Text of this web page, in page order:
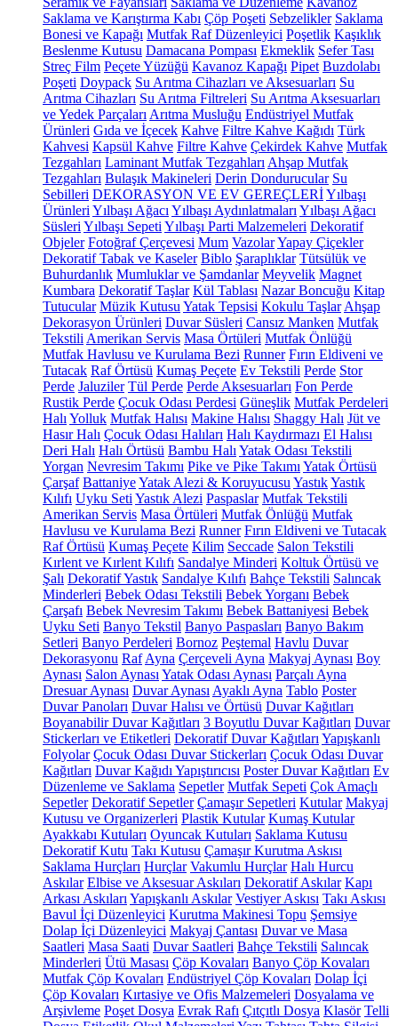
Saklama ve Karıştırma Kabı Çöp Poşeti Sebzelikler Saklama
Bonesi ve Kapağı Mutfak Raf Düzenleyici Poşetlik Kaşıklık
Beslenme Kutusu Damacana Pompası Ekmeklik Sefer Tası
Streç Film Peçete Yüzüğü Kavanoz Kapağı Pipet Buzdolabı
Poşeti Doypack Su Arıtma Cihazları ve Aksesuarları Su
Arıtma Cihazları Su Arıtma Filtreleri Su Arıtma Aksesuarları
ve Yedek Parçaları Arıtma Musluğu Endüstriyel Mutfak
Ürünleri Gıda ve İçecek Kahve Filtre Kahve Kağıdı Türk
Kahvesi Kapsül Kahve Filtre Kahve Çekirdek Kahve Mutfak
Tezgahları Laminant Mutfak Tezgahları Ahşap Mutfak
Tezgahları Bulaşık Makineleri Derin Dondurucular Su
Sebilleri DEKORASYON VE EV GEREÇLERİYılbaşı
Ürünleri Yılbaşı Ağacı Yılbaşı Aydınlatmaları Yılbaşı Ağacı
Süsleri Yılbaşı Sepeti Yılbaşı Parti Malzemeleri Dekoratif
Objeler Fotoğraf Çerçevesi Mum VazolarYapay Çiçekler
Dekoratif Tabak ve Kaseler Biblo Şaraplıklar Tütsülük ve
Buhurdanlık Mumluklar ve Şamdanlar Meyvelik Magnet
Kumbara Dekoratif Taşlar Kül Tablası Nazar Boncuğu Kitap
Tutucular Müzik Kutusu Yatak Tepsisi Kokulu Taşlar Ahşap
Dekorasyon Ürünleri Duvar Süsleri Cansız Manken Mutfak
Tekstili Amerikan Servis Masa Örtüleri Mutfak Önlüğü
Mutfak Havlusu ve Kurulama Bezi Runner Fırın Eldiveni ve
Tutacak Raf Örtüsü Kumaş Peçete Ev Tekstili Perde Stor
Perde Jaluziler Tül Perde Perde Aksesuarları Fon Perde
Rustik Perde Çocuk Odası Perdesi Güneşlik Mutfak Perdeleri
Halı Yolluk Mutfak Halısı Makine Halısı Shaggy Halı Jüt ve
Hasır Halı Çocuk Odası Halıları Halı Kaydırmazı El Halısı
Deri Halı Halı Örtüsü Bambu Halı Yatak Odası Tekstili
Yorgan Nevresim Takımı Pike ve Pike Takımı Yatak Örtüsü
Çarşaf BattaniyeYatak Alezi & Koruyucusu YastıkYastık
Kılıfı Uyku Seti Yastık Alezi Paspaslar Mutfak Tekstili
Amerikan Servis Masa Örtüleri Mutfak Önlüğü Mutfak
Havlusu ve Kurulama Bezi Runner Fırın Eldiveni ve Tutacak
Raf Örtüsü Kumaş Peçete Kilim Seccade Salon Tekstili
Kırlent ve Kırlent Kılıfı Sandalye Minderi Koltuk Örtüsü ve
Şalı Dekoratif Yastık Sandalye Kılıfı Bahçe Tekstili Salıncak
Minderleri Bebek Odası Tekstili Bebek Yorganı Bebek
Çarşafı Bebek Nevresim Takımı Bebek Battaniyesi Bebek
Uyku Seti Banyo Tekstil Banyo Paspasları Banyo Bakım
Setleri Banyo Perdeleri Bornoz Peştemal Havlu Duvar
Dekorasyonu Raf Ayna Çerçeveli Ayna Makyaj Aynası Boy
Aynası Salon Aynası Yatak Odası Aynası Parçalı Ayna
Dresuar Aynası Duvar Aynası Ayaklı Ayna Tablo Poster
Duvar Panoları Duvar Halısı ve Örtüsü Duvar Kağıtları
Boyanabilir Duvar Kağıtları 3 Boyutlu Duvar Kağıtları Duvar
Stickerları ve Etiketleri Dekoratif Duvar Kağıtları Yapışkanlı
Folyolar Çocuk Odası Duvar Stickerları Çocuk Odası Duvar
Kağıtları Duvar Kağıdı Yapıştırıcısı Poster Duvar Kağıtları Ev
Düzenleme ve Saklama Sepetler Mutfak Sepeti Çok Amaçlı
Sepetler Dekoratif Sepetler Çamaşır Sepetleri Kutular Makyaj
Kutusu ve Organizerleri Plastik Kutular Kumaş Kutular
Ayakkabı Kutuları Oyuncak Kutuları Saklama Kutusu
Dekoratif Kutu Takı Kutusu Çamaşır Kurutma Askısı
Saklama Hurçları Hurçlar Vakumlu Hurçlar Halı Hurcu
Askılar Elbise ve Aksesuar Askıları Dekoratif Askılar Kapı
Arkası Askıları Yapışkanlı Askılar Vestiyer Askısı Takı Askısı
Bavul İçi Düzenleyici Kurutma Makinesi Topu Şemsiye
Dolap İçi Düzenleyici Makyaj Çantası Duvar ve Masa
Saatleri Masa Saati Duvar Saatleri Bahçe Tekstili Salıncak
Minderleri Ütü Masası Çöp Kovaları Banyo Çöp Kovaları
Mutfak Çöp Kovaları Endüstriyel Çöp Kovaları Dolap İçi
Çöp Kovaları Kırtasiye ve Ofis Malzemeleri Dosyalama ve
Arşivleme Poşet Dosya Evrak Rafı Çıtçıtlı Dosya Klasör Telli